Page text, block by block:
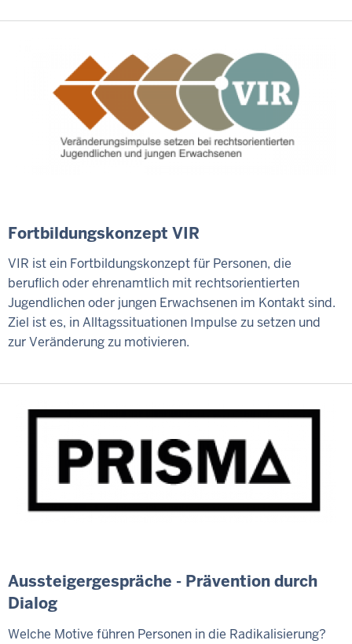
Fortbildungskonzept VIR
VIR ist ein Fortbildungskonzept für Personen, die
beruflich oder ehrenamtlich mit rechtsorientierten
Jugendlichen oder jungen Erwachsenen im Kontakt sind.
Ziel ist es, in Alltagssituationen Impulse zu setzen und
zur Veränderung zu motivieren.
Aussteigergespräche - Prävention durch
Dialog
Welche Motive führen Personen in die Radikalisierung?